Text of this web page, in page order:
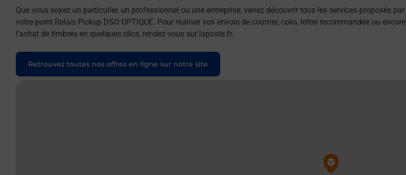
Que vous soyez un particulier, un professionnel ou une entreprise, venez découvrir tous les services proposés par
votre point Relais Pickup DSO OPTIQUE. Pour réaliser vos envois de courrier, colis, lettre recommandée ou encore
l'achat de timbres en quelques clics, rendez-vous sur laposte.fr.
Retrouvez toutes nos offres en ligne sur notre site
Pin de la carte